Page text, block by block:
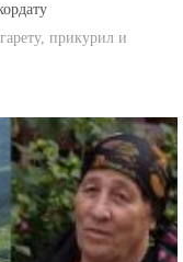
прикурил и